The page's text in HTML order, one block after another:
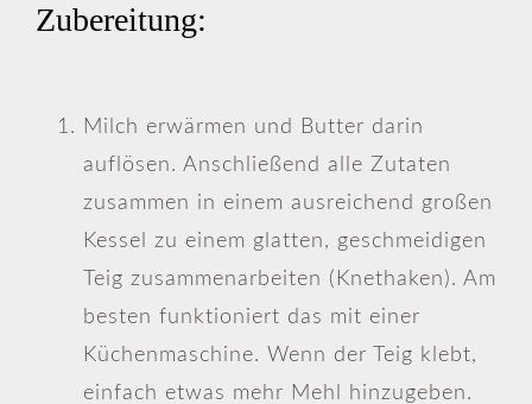
Zubereitung:
Milch erwärmen und Butter darin
auflösen. Anschließend alle Zutaten
zusammen in einem ausreichend großen
Kessel zu einem glatten, geschmeidigen
Teig zusammenarbeiten (Knethaken). Am
besten funktioniert das mit einer
Küchenmaschine. Wenn der Teig klebt,
einfach etwas mehr Mehl hinzugeben.